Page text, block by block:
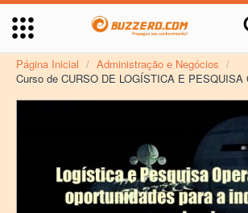
Página Inicial / Administração e Negócios /
Curso de CURSO DE LOGÍSTICA E PESQUISA